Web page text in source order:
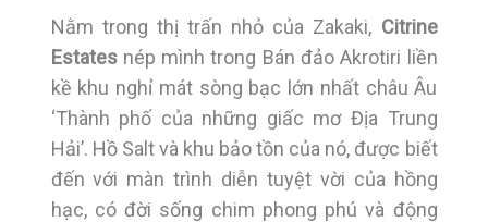
Nằm trong thị trấn nhỏ của Zakaki, Citrine
Estatesnép mình trong Bán đảo Akrotiri liền
kề khu nghỉ mát sòng bạc lớn nhất châu Âu
‘Thành phố của những giấc mơ Địa Trung
Hải’. Hồ Salt và khu bảo tồn của nó, được biết
đến với màn trình diễn tuyệt vời của hồng
hạc, có đời sống chim phong phú và động